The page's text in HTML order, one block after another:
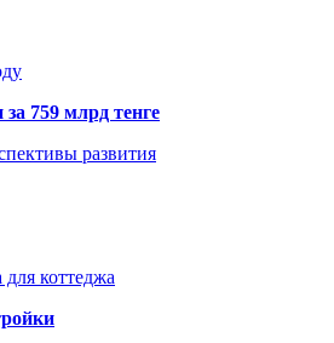
759 млрд тенге
развития
коттеджа